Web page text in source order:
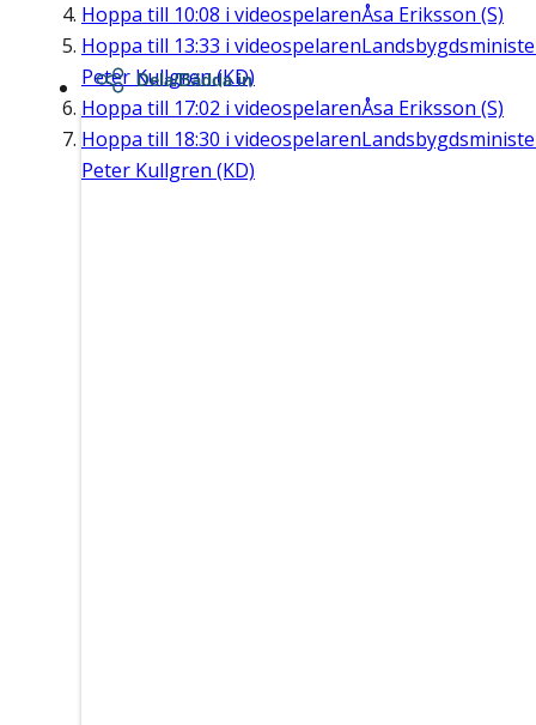
Hoppa till 10:08 i videospelarenÅsa Eriksson (S)
Hoppa till 13:33 i videospelaren
Peter Kullgren (KD)
Hoppa till 17:02 i videospelarenÅsa Eriksson (S)
Hoppa till 18:30 i videospelaren
Peter Kullgren (KD)
Dela/Bädda in